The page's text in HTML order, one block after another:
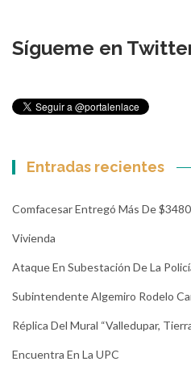
Sígueme en
Entradas recientes
Comfacesar Entregó Más De
Vivienda
Ataque En Subestación De La
Subintendente Algemiro Rodelo
Réplica Del Mural “Valledupar,
Encuentra En La UPC